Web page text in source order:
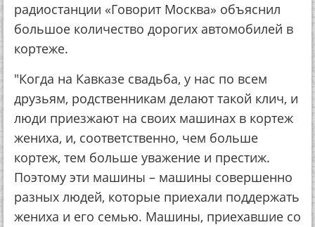
радиостанции «Говорит Москва» объяснил
большое количество дорогих автомобилей в
кортеже.
"Когда на Кавказе свадьба, у нас по всем
друзьям, родственникам делают такой клич, и
люди приезжают на своих машинах в кортеж
жениха, и, соответственно, чем больше
кортеж, тем больше уважение и престиж.
Поэтому эти машины – машины совершенно
разных людей, которые приехали поддержать
жениха и его семью. Машины, приехавшие со